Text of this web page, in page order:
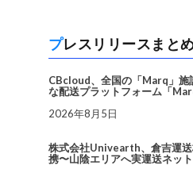
プレスリリースまと
CBcloud、全国の「Marq」施
な配送プラットフォーム「
2026年8月5日
株式会社Univearth、倉吉運
携〜山陰エリアへ実運送ネッ